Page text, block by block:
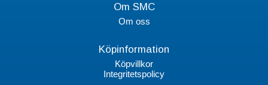
Om SMC
Om oss
Köpinformation
Köpvillkor
Integritetspolicy